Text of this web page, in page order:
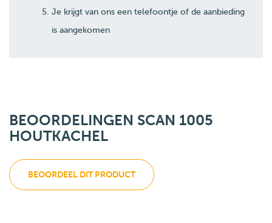
Je krijgt van ons een telefoontje of de aanbieding
is aangekomen
BEOORDELINGEN SCAN 1005
HOUTKACHEL
BEOORDEEL DIT PRODUCT